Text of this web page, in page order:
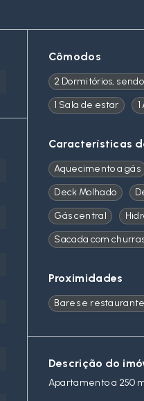
Cômodos
2 Dormitórios, sendo
1 Sala de estar
Características
Aquecimento a gás
Deck Molhado
Gás central
Sacada com
Proximidades
Bares e
Descrição do
Apartamento a 250